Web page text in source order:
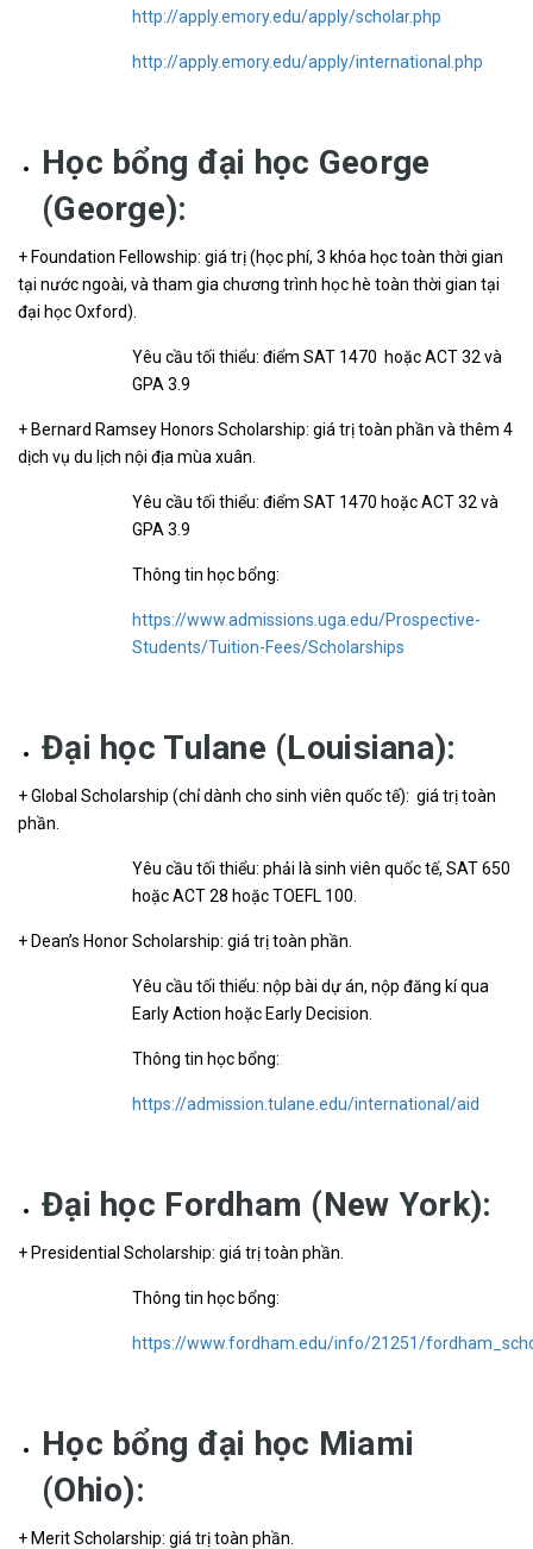
http://apply.emory.edu/apply/scholar.php
http://apply.emory.edu/apply/international.php
Học bổng đại học George
(George):
+ Foundation Fellowship: giá trị (học phí, 3 khóa học toàn thời gian
tại nước ngoài, và tham gia chương trình học hè toàn thời gian tại
đại học Oxford).
Yêu cầu tối thiểu: điểm SAT 1470 hoặc ACT 32 và
GPA 3.9
+ Bernard Ramsey Honors Scholarship: giá trị toàn phần và thêm 4
dịch vụ du lịch nội địa mùa xuân.
Yêu cầu tối thiểu: điểm SAT 1470 hoặc ACT 32 và
GPA 3.9
Thông tin học bổng:
https://www.admissions.uga.edu/Prospective-
Students/Tuition-Fees/Scholarships
Đại học Tulane (Louisiana):
+ Global Scholarship (chỉ dành cho sinh viên quốc tế): giá trị toàn
phần.
Yêu cầu tối thiểu: phải là sinh viên quốc tế, SAT 650
hoặc ACT 28 hoặc TOEFL 100.
+ Dean’s Honor Scholarship: giá trị toàn phần.
Yêu cầu tối thiểu: nộp bài dự án, nộp đăng kí qua
Early Action hoặc Early Decision.
Thông tin học bổng:
https://admission.tulane.edu/international/aid
Đại học Fordham (New York):
+ Presidential Scholarship: giá trị toàn phần.
Thông tin học bổng:
https://www.fordham.edu/info/21251/
Học bổng đại học Miami
(Ohio):
+ Merit Scholarship: giá trị toàn phần.